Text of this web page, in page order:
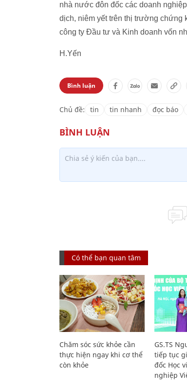
nhà nước đôn đốc các doanh
dịch, niêm yết trên thị trường chứng
công ty Đầu tư và Kinh doanh vốn
H.Yến
Bình luận
Chủ đề: tin tin nhanh đọc báo
Có thể bạn quan tâm
Chăm sóc sức khỏe cần
thực hiện ngay khi cơ thể
còn khỏe
GS.TS
tiếp tục
đốc Học
nghiệp